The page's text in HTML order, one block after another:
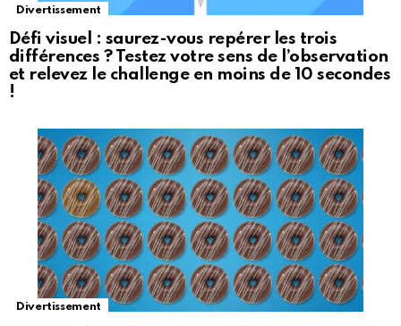
Divertissement
Défi visuel : saurez-vous repérer les trois
différences ? Testez votre sens de l’observation
et relevez le challenge en moins de 10 secondes
!
Divertissement